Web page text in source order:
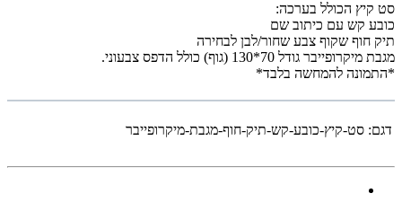
סט קיץ הכולל בערכה:
כובע קש עם כיתוב שם
תיק חוף שקוף צבע שחור/לבן לבחירה
מגבת מיקרופייבר גודל 70*130 (גוף) כולל הדפס צבעוני.
*התמונה להמחשה בלבד*
דגם: סט-קיץ-כובע-קש-תיק-חוף-מגבת-מיקרופייבר